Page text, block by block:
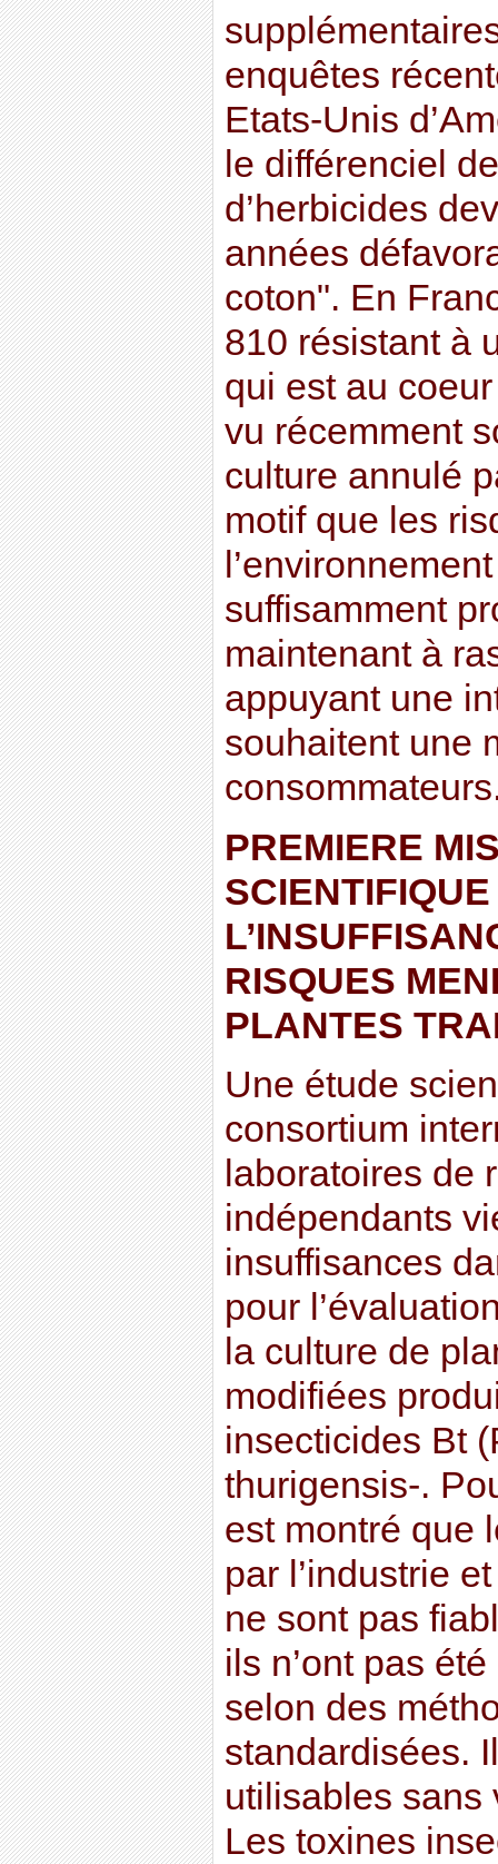
enquêtes
Etats-Unis
le différenciel
d’herbicides
années
coton". En
810 résistant à
qui est au
vu récemment
culture annulé
motif que les
suffisamment
maintenant à
appuyant une
souhaitent une
PREMIERE
RISQUES
PLANTES
Une étude
consortium
laboratoires de
indépendants
insuffisances
pour
la culture de
modifiées
insecticides Bt
thurigensis-.
est montré que
par l’industrie
ne sont pas
ils n’ont pas
selon des
standardisées.
utilisables sans
Les toxines